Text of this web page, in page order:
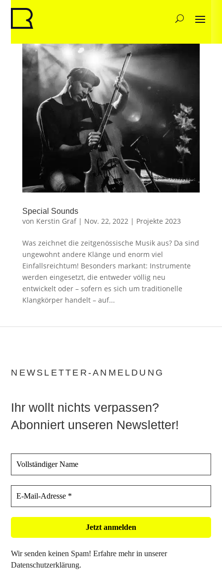
Special Sounds
von Kerstin Graf| Nov. 22, 2022| Projekte 2023
Was zeichnet die zeitgenössische Musik aus? Da sind
ungewohnt andere Klänge und enorm viel
Einfallsreichtum! Besonders markant: Instrumente
werden eingesetzt, die entweder völlig neu
entwickelt oder – sofern es sich um traditionelle
Klangkörper handelt – auf...
NEWSLETTER-ANMELDUNG
Ihr wollt nichts verpassen?
Abonniert unseren Newsletter!
Wir senden keinen Spam! Erfahre mehr in unserer
Datenschutzerklärung.